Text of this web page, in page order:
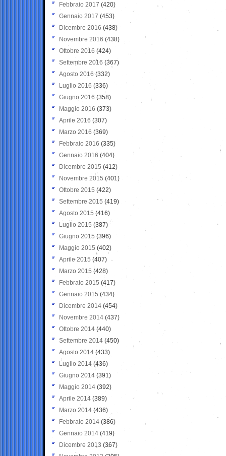
Febbraio 2017 (420)
Gennaio 2017 (453)
Dicembre 2016 (438)
Novembre 2016 (438)
Ottobre 2016 (424)
Settembre 2016 (367)
Agosto 2016 (332)
Luglio 2016 (336)
Giugno 2016 (358)
Maggio 2016 (373)
Aprile 2016 (307)
Marzo 2016 (369)
Febbraio 2016 (335)
Gennaio 2016 (404)
Dicembre 2015 (412)
Novembre 2015 (401)
Ottobre 2015 (422)
Settembre 2015 (419)
Agosto 2015 (416)
Luglio 2015 (387)
Giugno 2015 (396)
Maggio 2015 (402)
Aprile 2015 (407)
Marzo 2015 (428)
Febbraio 2015 (417)
Gennaio 2015 (434)
Dicembre 2014 (454)
Novembre 2014 (437)
Ottobre 2014 (440)
Settembre 2014 (450)
Agosto 2014 (433)
Luglio 2014 (436)
Giugno 2014 (391)
Maggio 2014 (392)
Aprile 2014 (389)
Marzo 2014 (436)
Febbraio 2014 (386)
Gennaio 2014 (419)
Dicembre 2013 (367)